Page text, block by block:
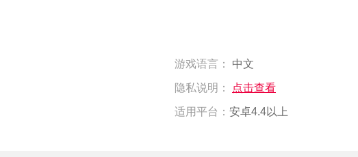
游戏语言： 中文
隐私说明： 点击查看
适用平台： 安卓4.4以上